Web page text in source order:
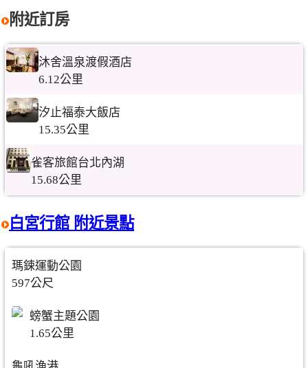
附近訂房
沐舍溫泉渡假酒店
6.12公里
汐止福泰大飯店
15.35公里
雀客旅館台北內湖
15.68公里
白宮行館 附近景點
瑪鋉運動公園
597公尺
螃蟹主題公園
1.65公里